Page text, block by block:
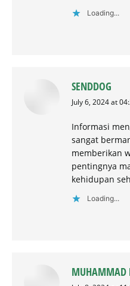
Loading...
SENDDOG
says:
July 6, 2024 at
Informasi
sangat
memberikan
pentingnya
kehidupan
Loading...
MUHAMMAD